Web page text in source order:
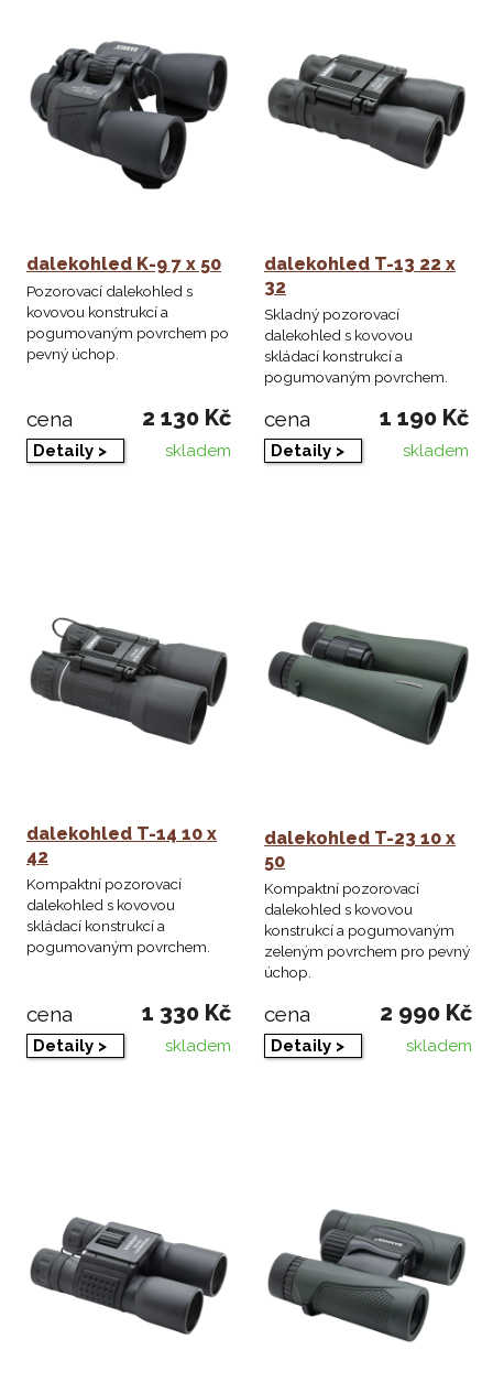
dalekohled K-9 7 x 50
Pozorovací dalekohled s
kovovou konstrukcí a
pogumovaným povrchem po
pevný úchop.
cena 2 130 Kč
Detaily > skladem
dalekohled T-13 22 x
32
Skladný pozorovací
dalekohled s kovovou
skládací konstrukcí a
pogumovaným povrchem.
cena 1 190 Kč
Detaily > skladem
dalekohled T-14 10 x
42
Kompaktní pozorovací
dalekohled s kovovou
skládací konstrukcí a
pogumovaným povrchem.
cena 1 330 Kč
Detaily > skladem
dalekohled T-23 10 x
50
Kompaktní pozorovací
dalekohled s kovovou
konstrukcí a pogumovaným
zeleným povrchem pro pevný
úchop.
cena 2 990 Kč
Detaily > skladem